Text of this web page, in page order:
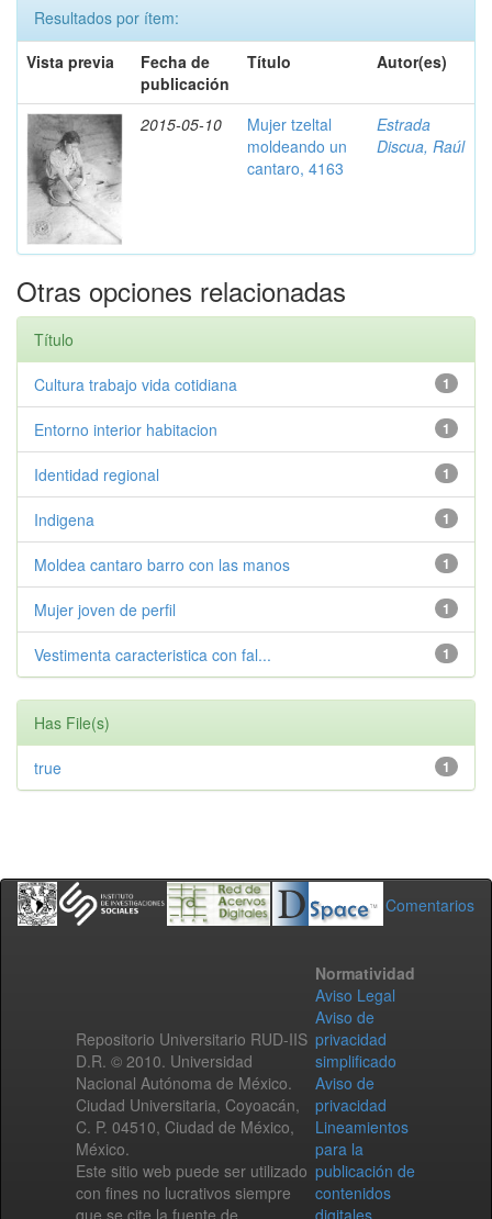
Resultados por ítem:
Vista previa
Fecha de
publicación
Título Autor(es)
2015-05-10
Mujer tzeltal
moldeando un
cantaro, 4163
Estrada
Discua, Raúl
Otras opciones relacionadas
Título
1
Cultura trabajo vida cotidiana
1
Entorno interior habitacion
1
Identidad regional
1
Indigena
1
Moldea cantaro barro con las manos
1
Mujer joven de perfil
1
Vestimenta caracteristica con fal...
Has File(s)
1
true
Comentarios
Repositorio Universitario RUD-IIS
D.R. © 2010. Universidad
Nacional Autónoma de México.
Ciudad Universitaria, Coyoacán,
C. P. 04510, Ciudad de México,
México.
Este sitio web puede ser utilizado
con fines no lucrativos siempre
que se cite la fuente de
Normatividad
Aviso Legal
Aviso de
privacidad
simplificado
Aviso de
privacidad
Lineamientos
para la
publicación de
contenidos
digitales